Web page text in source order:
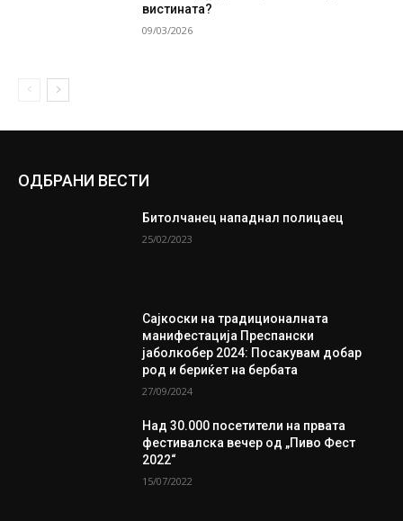
вистината?
09/03/2026
ОДБРАНИ ВЕСТИ
Битолчанец нападнал полицаец
25/02/2023
Сајкоски на традиционалната
манифестација Преспански
јаболкобер 2024: Посакувам добар
род и бериќет на бербата
27/09/2024
Над 30.000 посетители на првата
фестивалска вечер од „Пиво Фест
2022“
15/07/2022